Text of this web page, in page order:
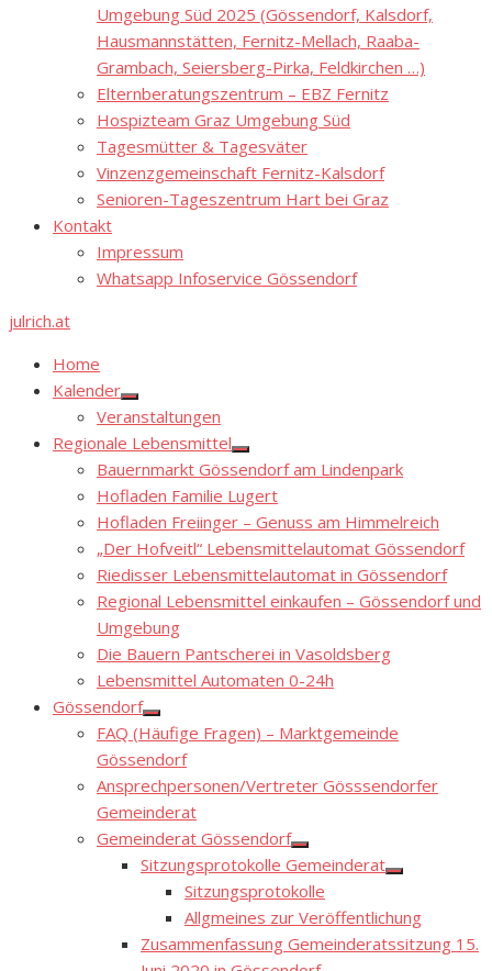
Umgebung Süd 2025 (Gössendorf, Kalsdorf,
Hausmannstätten, Fernitz-Mellach, Raaba-
Grambach, Seiersberg-Pirka, Feldkirchen …)
Elternberatungszentrum – EBZ Fernitz
Hospizteam Graz Umgebung Süd
Tagesmütter & Tagesväter
Vinzenzgemeinschaft Fernitz-Kalsdorf
Senioren-Tageszentrum Hart bei Graz
Kontakt
Impressum
Whatsapp Infoservice Gössendorf
julrich.at
Home
Kalender
Show
sub
menu
Veranstaltungen
Regionale Lebensmittel
Show
sub
menu
Bauernmarkt Gössendorf am Lindenpark
Hofladen Familie Lugert
Hofladen Freiinger – Genuss am Himmelreich
„Der Hofveitl“ Lebensmittelautomat Gössendorf
Riedisser Lebensmittelautomat in Gössendorf
Regional Lebensmittel einkaufen – Gössendorf und
Umgebung
Die Bauern Pantscherei in Vasoldsberg
Lebensmittel Automaten 0-24h
Gössendorf
Show
sub
menu
FAQ (Häufige Fragen) – Marktgemeinde
Gössendorf
Ansprechpersonen/Vertreter Gösssendorfer
Gemeinderat
Gemeinderat Gössendorf
Show
sub
menu
Sitzungsprotokolle Gemeinderat
Show
menu
Sitzungsprotokolle
Allgmeines zur Veröffentlichung
Zusammenfassung Gemeinderatssitzung 15.